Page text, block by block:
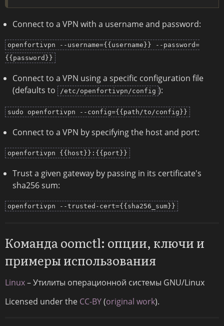
Connect to a VPN with a username and password:
openfortivpn --username={{username}} --password=
{{password}}
Connect to a VPN using a specific configuration file
(defaults to
/etc/openfortivpn/config ):
sudo openfortivpn --config={{path/to/config}}
Connect to a VPN by specifying the host and port:
openfortivpn {{host}}:{{port}}
Trust a given gateway by passing in its certificate's
sha256 sum:
openfortivpn --trusted-cert={{sha256_sum}}
Команда oomctl: опции, ключи и
примеры использования
Linux– Утилиты операционной системы GNU/Linux
Licensed under the CC-BY(original work).